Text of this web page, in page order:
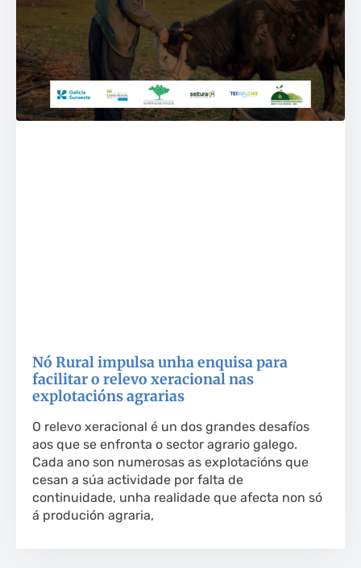
Nó Rural impulsa unha enquisa para
facilitar o relevo xeracional nas
explotacións agrarias
O relevo xeracional é un dos grandes desafíos
aos que se enfronta o sector agrario galego.
Cada ano son numerosas as explotacións que
cesan a súa actividade por falta de
continuidade, unha realidade que afecta non só
á produción agraria,